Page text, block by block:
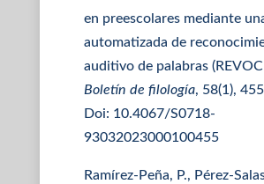
en preescolares mediante
automatizada de
auditivo de palabras
Boletín de filología, 58(1),
Doi: 10.4067/S0718-
93032023000100455
Ramírez-Peña, P., Pérez-